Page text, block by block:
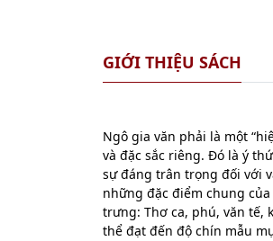
GIỚI THIỆU SÁCH
Ngô gia văn phải là một
và đặc sắc riêng. Đó là ý
sự đáng trân trọng đối với
những đặc điểm chung
trưng: Thơ ca, phú, văn tế,
thể đạt đến độ chín mẫu